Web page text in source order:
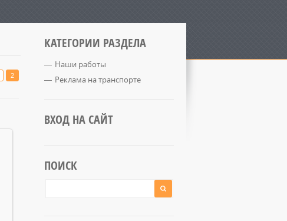
2
КАТЕГОРИИ РАЗДЕЛА
Наши работы
Реклама на транспорте
ВХОД НА САЙТ
ПОИСК